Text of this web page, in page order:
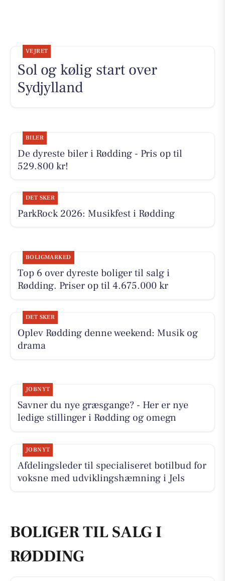
VEJRET
Sol og kølig start over
Sydjylland
BILER
De dyreste biler i Rødding - Pris op til
529.800 kr!
DET SKER
ParkRock 2026: Musikfest i Rødding
BOLIGMARKED
Top 6 over dyreste boliger til salg i
Rødding. Priser op til 4.675.000 kr
DET SKER
Oplev Rødding denne weekend: Musik og
drama
JOBNYT
Savner du nye græsgange? - Her er nye
ledige stillinger i Rødding og omegn
JOBNYT
Afdelingsleder til specialiseret botilbud for
voksne med udviklingshæmning i Jels
BOLIGER TIL SALG I
RØDDING